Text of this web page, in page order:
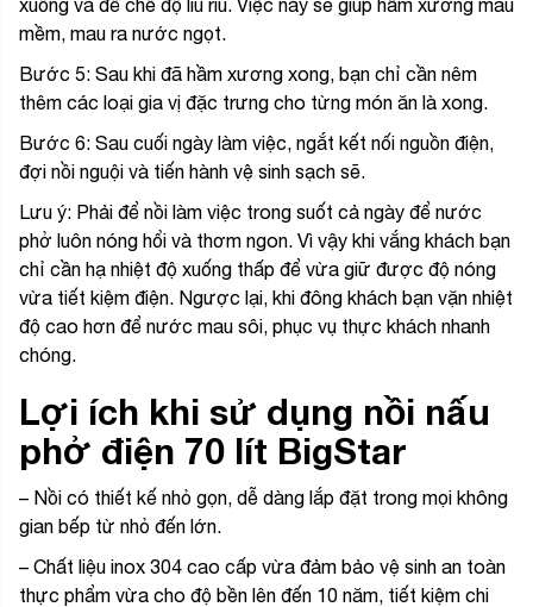
xuống và để chế độ liu riu. Việc này sẽ giúp hầm xương mau
mềm, mau ra nước ngọt.
Bước 5: Sau khi đã hầm xương xong, bạn chỉ cần nêm
thêm các loại gia vị đặc trưng cho từng món ăn là xong.
Bước 6: Sau cuối ngày làm việc, ngắt kết nối nguồn điện,
đợi nồi nguội và tiến hành vệ sinh sạch sẽ.
Lưu ý: Phải để nồi làm việc trong suốt cả ngày để nước
phở luôn nóng hổi và thơm ngon. Vì vậy khi vắng khách bạn
chỉ cần hạ nhiệt độ xuống thấp để vừa giữ được độ nóng
vừa tiết kiệm điện. Ngược lại, khi đông khách bạn vặn nhiệt
độ cao hơn để nước mau sôi, phục vụ thực khách nhanh
chóng.
Lợi ích khi sử dụng nồi nấu
phở điện 70 lít BigStar
– Nồi có thiết kế nhỏ gọn, dễ dàng lắp đặt trong mọi không
gian bếp từ nhỏ đến lớn.
– Chất liệu inox 304 cao cấp vừa đảm bảo vệ sinh an toàn
thực phẩm vừa cho độ bền lên đến 10 năm, tiết kiệm chi